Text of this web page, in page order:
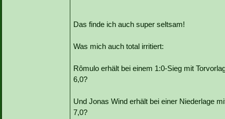
Das finde ich auch super seltsam!
Was mich auch total irritiert:
Rômulo erhält bei einem 1:0-Sieg mit
6,0?
Und Jonas Wind erhält bei einer Niederlage
7,0?